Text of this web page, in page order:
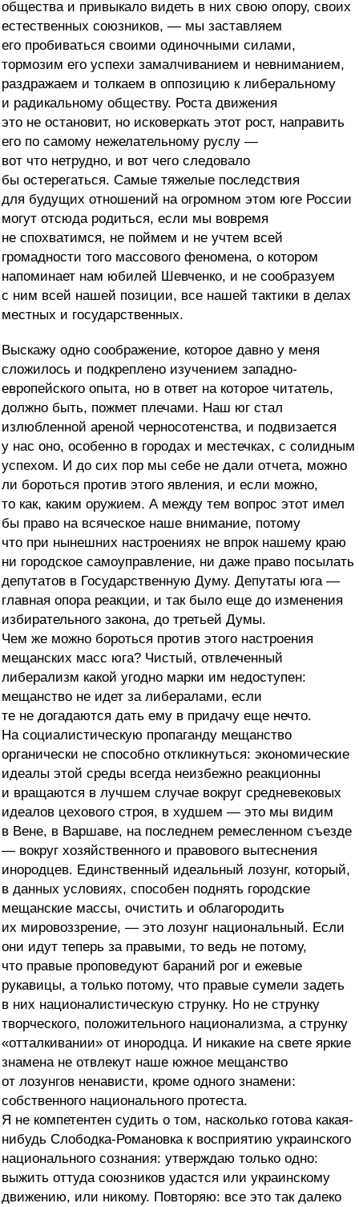
общества и привыкало видеть в них свою опору, своих
естественных союзников, — мы заставляем
его пробиваться своими одиночными силами,
тормозим его успехи замалчиванием и невниманием,
раздражаем и толкаем в оппозицию к либеральному
и радикальному обществу. Роста движения
это не остановит, но исковеркать этот рост, направить
его по самому нежелательному руслу —
вот что нетрудно, и вот чего следовало
бы остерегаться. Самые тяжелые последствия
для будущих отношений на огромном этом юге России
могут отсюда родиться, если мы вовремя
не спохватимся, не поймем и не учтем всей
громадности того массового феномена, о котором
напоминает нам юбилей Шевченко, и не сообразуем
с ним всей нашей позиции, все нашей тактики в делах
местных и государственных.
Выскажу одно соображение, которое давно у меня
сложилось и подкреплено изучением западно-
европейского опыта, но в ответ на которое читатель,
должно быть, пожмет плечами. Наш юг стал
излюбленной ареной черносотенства, и подвизается
у нас оно, особенно в городах и местечках, с солидным
успехом. И до сих пор мы себе не дали отчета, можно
ли бороться против этого явления, и если можно,
то как, каким оружием. А между тем вопрос этот имел
бы право на всяческое наше внимание, потому
что при нынешних настроениях не впрок нашему краю
ни городское самоуправление, ни даже право посылать
депутатов в Государственную Думу. Депутаты юга —
главная опора реакции, и так было еще до изменения
избирательного закона, до третьей Думы.
Чем же можно бороться против этого настроения
мещанских масс юга? Чистый, отвлеченный
либерализм какой угодно марки им недоступен:
мещанство не идет за либералами, если
те не догадаются дать ему в придачу еще нечто.
На социалистическую пропаганду мещанство
органически не способно откликнуться: экономические
идеалы этой среды всегда неизбежно реакционны
и вращаются в лучшем случае вокруг средневековых
идеалов цехового строя, в худшем — это мы видим
в Вене, в Варшаве, на последнем ремесленном съезде
— вокруг хозяйственного и правового вытеснения
инородцев. Единственный идеальный лозунг, который,
в данных условиях, способен поднять городские
мещанские массы, очистить и облагородить
их мировоззрение, — это лозунг национальный. Если
они идут теперь за правыми, то ведь не потому,
что правые проповедуют бараний рог и ежевые
рукавицы, а только потому, что правые сумели задеть
в них националистическую струнку. Но не струнку
творческого, положительного национализма, а струнку
«отталкивании» от инородца. И никакие на свете яркие
знамена не отвлекут наше южное мещанство
от лозунгов ненависти, кроме одного знамени:
собственного национального протеста.
Я не компетентен судить о том, насколько готова какая-
нибудь Слободка-Романовка к восприятию украинского
национального сознания: утверждаю только одно:
выжить оттуда союзников удастся или украинскому
движению, или никому. Повторяю: все это так далеко